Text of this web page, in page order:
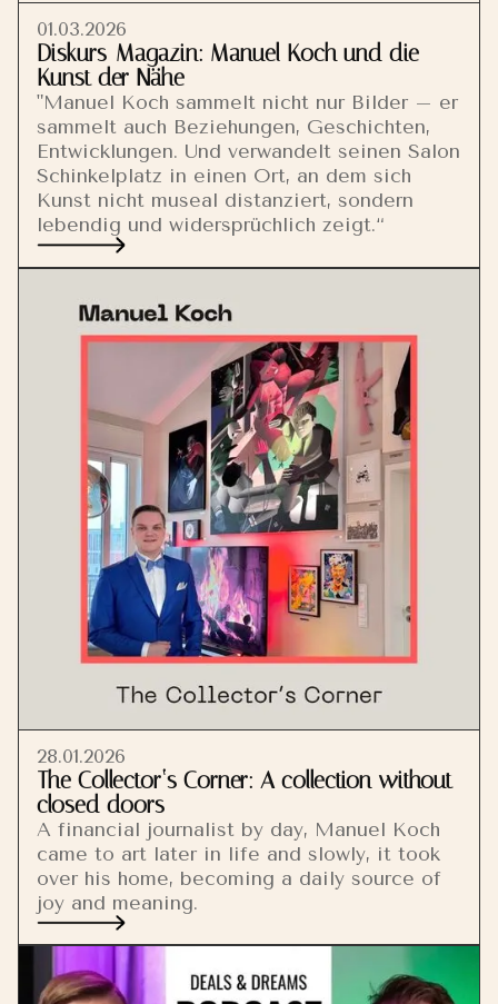
01.03.2026
Diskurs-Magazin: Manuel Koch und die
Kunst der Nähe
"Manuel Koch sammelt nicht nur Bilder – er
sammelt auch Beziehungen, Geschichten,
Entwicklungen. Und verwandelt seinen Salon
Schinkelplatz in einen Ort, an dem sich
Kunst nicht museal distanziert, sondern
lebendig und widersprüchlich zeigt.“
28.01.2026
The Collector‘s Corner: A collection without
closed doors
A financial journalist by day, Manuel Koch
came to art later in life and slowly, it took
over his home, becoming a daily source of
joy and meaning.